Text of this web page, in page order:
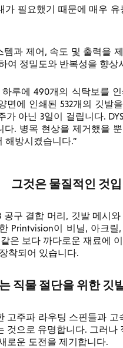
가 필요했기 때문에 매우 유
템과 제어, 속도 및 출력을
여 정밀도와 반복성을 향상
하루에 490개의 식탁보를
면에 인쇄된 532개의 깃발
가 아닌 3일이 걸립니다.
. 병목 현상을 제거했을
해방시켰습니다.
그것은 물질적인 것
공구 결합 머리, 깃발 메시
Printvision이 비닐, 아크릴
은 보다 까다로운 재료에
착되어 있습니다.
직물 절단을 위한 깃
고주파 라우팅 스핀들과
것으로 유명합니다. 그러나
로운 도전을 제기합니다.